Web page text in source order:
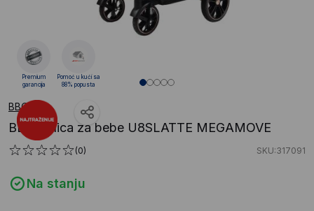
BBO
BBO Kolica za bebe U8SLATTE MEGAMOVE
(0) SKU:317091
Na stanju
Premium
garancija
Pomoć u kući sa
88% popusta